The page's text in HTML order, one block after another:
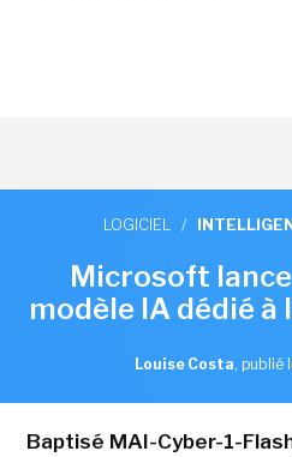
LOGICIEL /
Microsoft
modèle IA dédié
Louise Costa, publié
Baptisé MAI-Cyber-1-